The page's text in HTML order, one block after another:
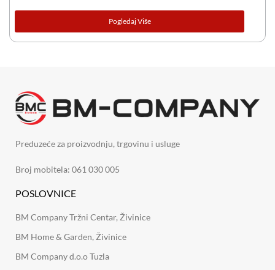
Pogledaj Više
Preduzeće za proizvodnju, trgovinu i usluge
Broj mobitela: 061 030 005
POSLOVNICE
BM Company Tržni Centar, Živinice
BM Home & Garden, Živinice
BM Company d.o.o Tuzla